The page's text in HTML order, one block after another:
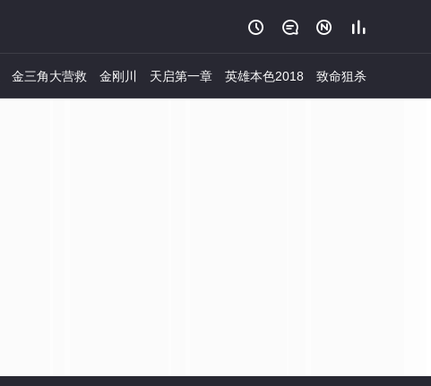
   
金三角大营救 金刚川 天启第一章 英雄本色2018 致命狙杀